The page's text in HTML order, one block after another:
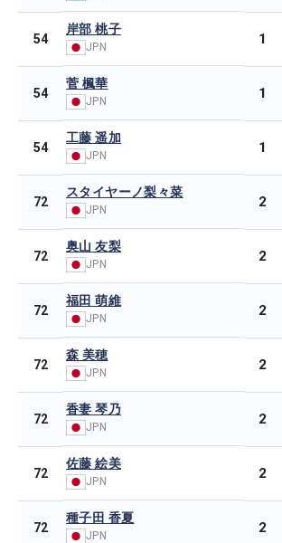
54
岸部 桃子
JPN 1
54
菅 楓華
JPN 1
54
工藤 遥加
JPN 1
72
スタイヤーノ梨々菜
JPN 2
72
奥山 友梨
JPN 2
72
福田 萌維
JPN 2
72
森 美穂
JPN 2
72
香妻 琴乃
JPN 2
72
佐藤 絵美
JPN 2
72
種子田 香夏
JPN 2